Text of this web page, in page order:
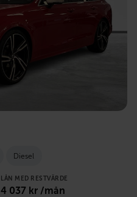
Diesel
LÅN MED RESTVÄRDE
4 037 kr /mån